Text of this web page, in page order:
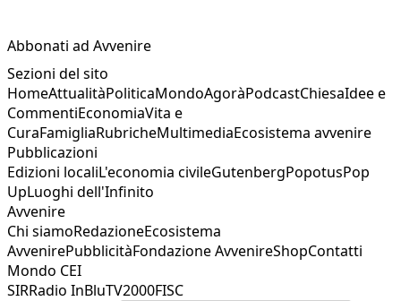
Abbonati ad Avvenire
Sezioni del sito
HomeAttualitàPoliticaMondoAgoràPodcastChiesaIdee e
CommentiEconomiaVita e
CuraFamigliaRubricheMultimediaEcosistema avvenire
Pubblicazioni
Edizioni localiL'economia civileGutenbergPopotusPop
UpLuoghi dell'Infinito
Avvenire
Chi siamoRedazioneEcosistema
AvvenirePubblicitàFondazione AvvenireShopContatti
Mondo CEI
SIRRadio InBluTV2000FISC